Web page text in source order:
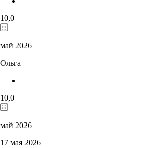
10,0
май 2026
Ольга
10,0
май 2026
17 мая 2026